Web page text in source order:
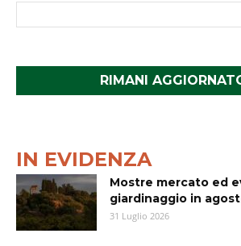
RIMANI
IN EVIDENZA
Mostre mercato ed
giardinaggio in
31 Luglio 2026